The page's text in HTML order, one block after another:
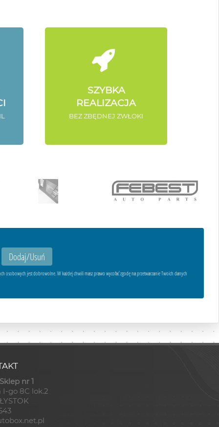
SZYBKA
REALIZACJA
BEZ ZBĘDNEJ ZWŁOKI
jest dobrowolne. W każdej chwili masz prawo wycofać zgodę na przetwarzanie Twoich danych
nr 1
I-go 8C lok.2